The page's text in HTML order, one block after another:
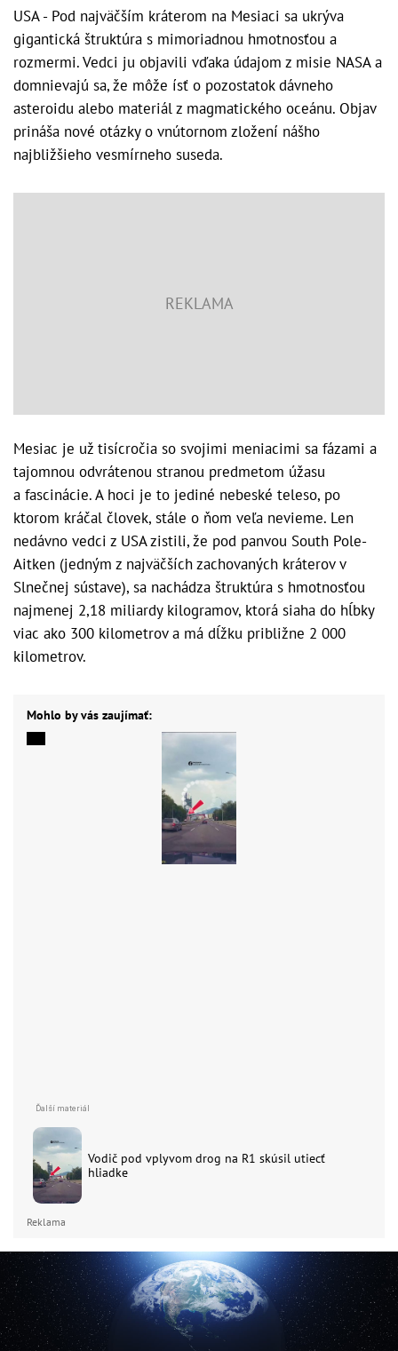
USA - Pod najväčším kráterom na Mesiaci sa ukrýva
gigantická štruktúra s mimoriadnou hmotnosťou a
rozmermi. Vedci ju objavili vďaka údajom z misie NASA a
domnievajú sa, že môže ísť o pozostatok dávneho
asteroidu alebo materiál z magmatického oceánu. Objav
prináša nové otázky o vnútornom zložení nášho
najbližšieho vesmírneho suseda.
Mesiac je už tisícročia so svojimi meniacimi sa fázami a
tajomnou odvrátenou stranou predmetom úžasu
a fascinácie. A hoci je to jediné nebeské teleso, po
ktorom kráčal človek, stále o ňom veľa nevieme. Len
nedávno vedci z USA zistili, že pod panvou South Pole-
Aitken (jedným z najväčších zachovaných kráterov v
Slnečnej sústave), sa nachádza štruktúra s hmotnosťou
najmenej 2,18 miliardy kilogramov, ktorá siaha do hĺbky
viac ako 300 kilometrov a má dĺžku približne 2 000
kilometrov.
Mohlo by vás zaujímať:
Vodič pod vplyvom drog na R1 skúsil utiecť
hliadke
Reklama